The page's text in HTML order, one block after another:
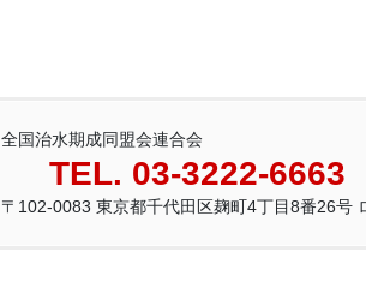
全国治水期成同盟会連合会
TEL. 03-3222-6663
〒102-0083 東京都千代田区麹町4丁目8番26号